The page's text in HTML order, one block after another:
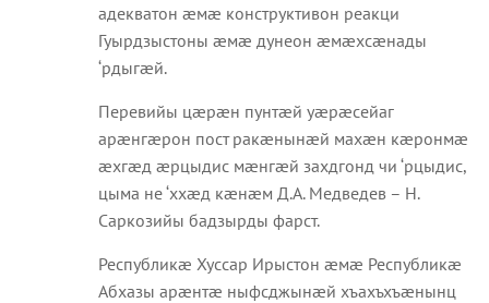
адекватон æмæ конструктивон реакци
Гуырдзыстоны æмæ дунеон æмæхсæнады
‘рдыгæй.
Перевийы цæрæн пунтæй уæрæсейаг
арæнгæрон пост ракæнынæй махæн кæронмæ
æхгæд æрцыдис мæнгæй захдгонд чи ‘рцыдис,
цыма не ‘ххæд кæнæм Д.А. Медведев – Н.
Саркозийы бадзырды фарст.
Республикæ Хуссар Ирыстон æмæ Республикæ
Абхазы арæнтæ ныфсджынæй хъахъхъæнынц